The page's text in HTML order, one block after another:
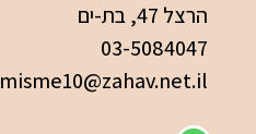
הרצל 47, בת-ים
03-5084047
misme10@zahav.net.il